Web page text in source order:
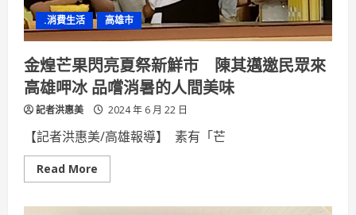
雕
塑
個
展
6/29
新
思
惟
人
文
間
開
展
.消費生活 高雄市
金煌芒果閃亮夏祭新鮮市 陳其邁邀民眾來
高雄呷冰 品嚐消暑的人間美味
記者洪惠美 2024 年 6 月 22 日
【記者洪惠美/高雄報導】 素有「芒
Read More
more